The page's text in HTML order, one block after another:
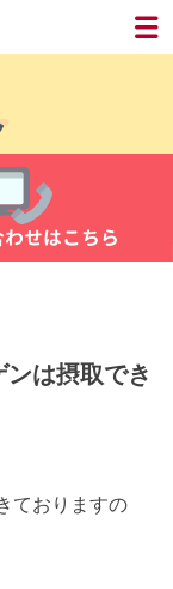
せはこちら
ンは摂取でき
ておりますの